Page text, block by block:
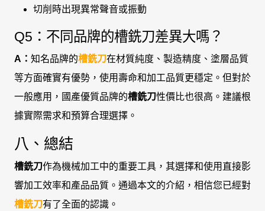
切削時出現異常聲音或振動
Q5：不同品牌的槽銑刀差異大嗎？
A： 知名品牌的槽銑刀在材質純度、製造精度、塗層品質
等方面確實有優勢，使用壽命和加工品質更穩定。但對於
一般應用，國產優質品牌的槽銑刀性價比也很高。建議根
據實際需求和預算合理選擇。
八、總結
槽銑刀作為機械加工中的重要工具，其選擇和使用直接影
響加工效率和產品品質。通過本文的介紹，相信您已經對
槽銑刀有了全面的認識。